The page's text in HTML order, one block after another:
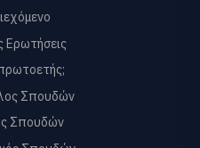
Ερωτήσεις
Σπουδών
Σπουδών